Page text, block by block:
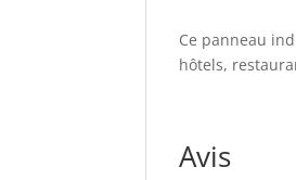
Ce panneau
hôtels,
Avis